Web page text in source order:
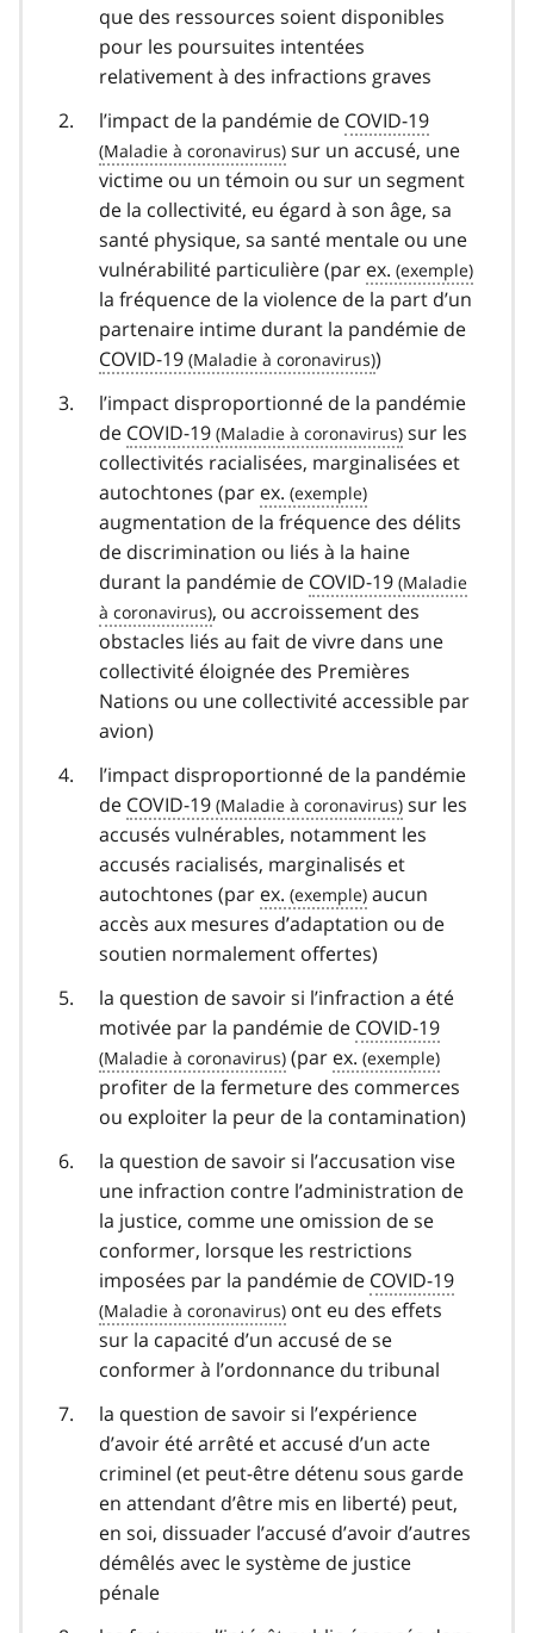
que des ressources soient disponibles
pour les poursuites intentées
relativement à des infractions graves
l’impact de la pandémie de COVID-19
covid
19
sur un accusé, une
victime ou un témoin ou sur un segment
de la collectivité, eu égard à son âge, sa
santé physique, sa santé mentale ou une
vulnérabilité particulière (par ex.
la fréquence de la violence de la part d’un
partenaire intime durant la pandémie de
COVID-19
covid
)
l’impact disproportionné de la pandémie
de COVID-19
covid
19
sur les
collectivités racialisées, marginalisées et
autochtones (par ex.
augmentation de la fréquence des délits
de discrimination ou liés à la haine
durant la pandémie de COVID-19
covid
19
, ou accroissement des
obstacles liés au fait de vivre dans une
collectivité éloignée des Premières
Nations ou une collectivité accessible par
avion)
l’impact disproportionné de la pandémie
de COVID-19
covid
19
sur les
accusés vulnérables, notamment les
accusés racialisés, marginalisés et
autochtones (par ex.
aucun
accès aux mesures d’adaptation ou de
soutien normalement offertes)
la question de savoir si l’infraction a été
motivée par la pandémie de COVID-19
covid
19
(par ex.
profiter de la fermeture des commerces
ou exploiter la peur de la contamination)
la question de savoir si l’accusation vise
une infraction contre l’administration de
la justice, comme une omission de se
conformer, lorsque les restrictions
imposées par la pandémie de COVID-19
covid
19
ont eu des effets
sur la capacité d’un accusé de se
conformer à l’ordonnance du tribunal
la question de savoir si l’expérience
d’avoir été arrêté et accusé d’un acte
criminel (et peut-être détenu sous garde
en attendant d’être mis en liberté) peut,
en soi, dissuader l’accusé d’avoir d’autres
démêlés avec le système de justice
pénale